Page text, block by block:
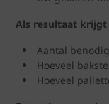
Als resultaat krijgt
Aantal
Hoeveel
Hoeveel